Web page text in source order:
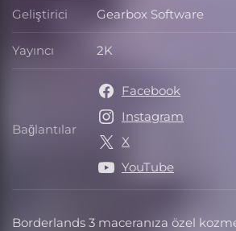
Borderlands 3 maceranıza özel
Geliştirici Geliştirici
Gearbox Software
Yayıncı Yayıncı
2K
Bağlantılar Bağlantılar
Facebook
Instagram
X
YouTube